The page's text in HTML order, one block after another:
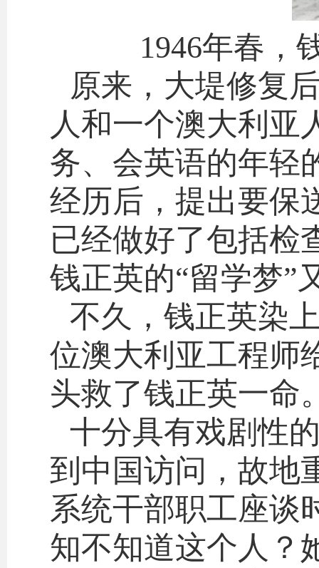
1946年春，
原来，大堤修复
人和一个澳大利亚
务、会英语的年轻
经历后，提出要保
已经做好了包括检
钱正英的“留学梦”
不久，钱正英染
位澳大利亚工程师
头救了钱正英一命
十分具有戏剧性
到中国访问，故地
系统干部职工座谈
知不知道这个人？